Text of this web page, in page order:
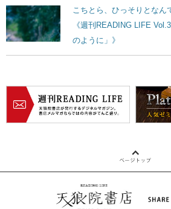
こちとら、ひっそりとなん
《週刊READING LIFE
のように」》